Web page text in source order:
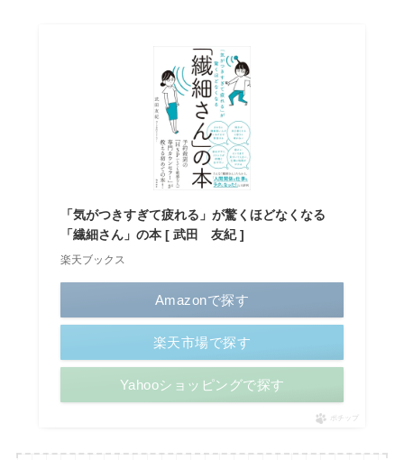
「気がつきすぎて疲れる」が驚くほどなくなる
「繊細さん」の本 [ 武田 友紀 ]
楽天ブックス
Amazonで探す
楽天市場で探す
Yahooショッピングで探す
ポチップ